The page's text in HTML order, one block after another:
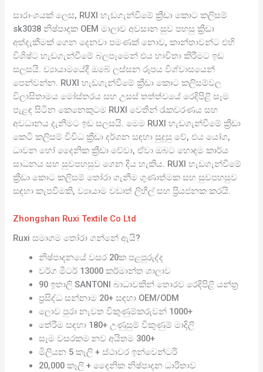
සාරාංශයක් ලෙස, RUXI හැඩගැන්වීමේ ක්‍රීඩා කොට කලිසම්
sk3038 නිෂ්පාදක OEM මාලාව අවසාන සුව පහසු ක්‍රීඩා
අත්දැකීමක් ගෙන දෙනවා පමණක් නොව, කාන්තාවන්ට එහි
විශිෂ්ට හැඩගැන්වීමේ බලපෑමෙන් එය භාවිතා කිරීමට ඉඩ
සලසයි. ව්‍යායාමයේදී ඔබේ ලස්සන රූපය විශ්වාසයෙන්
පෙන්වන්න. RUXI හැඩගැන්වීමේ ක්‍රීඩා කොට කලිසම්වල
විලාසිතාමය මෝස්තරය සහ උසස් තත්ත්වයේ රෙදිපිළි සෑම
පැළඳ සිටින කෙනෙකුටම RUXI වෙතින් රැකවරණය සහ
අවධානය දැනීමට ඉඩ සලසයි. මෙම RUXI හැඩගැන්වීමේ ක්‍රීඩා
කෙටි කලිසම් විවිධ ක්‍රීඩා දර්ශන සඳහා සුදුසු වේ, එය යෝග,
ධාවන හෝ දෛනික ක්‍රීඩා වේවා, ඒවා ඔබට හොඳම කාර්ය
සාධනය සහ සුවපහසුව ගෙන දිය හැකිය. RUXI හැඩගැන්වීමේ
ක්‍රීඩා කොට කලිසම් තෝරා ගැනීම ගුණාත්මක සහ සුවපහසුව
සඳහා කැපවීමකි, ව්‍යායාම වඩාත් ලිහිල් සහ ප්‍රියජනක කරයි.
Zhongshan Ruxi Textile Co Ltd
Ruxi සමාගම තෝරා ගන්නේ ඇයි?
නිෂ්පාදනයේ වසර 20ක පළපුරුද්ද
වර්ග මීටර් 13000 කර්මාන්ත ශාලාව
90 ඉතාලි SANTONI බාධාවකින් තොරව රෙදිපිළි යන්ත්‍ර
ප්‍රසිද්ධ සන්නාම 20+ සඳහා OEM/ODM
ලොව පුරා නැවත විකුණුම්කරුවන් 1000+
තේරීම සඳහා 180+ උණුසුම් විකුණුම් මාදිලි
සෑම වසරකම නව අයිතම 300+
මිලියන 5 කෑලි + ස්ථාවර ඉන්වෙන්ටරි
20,000 කෑලි + දෛනික නිෂ්පාදන ධාරිතාව